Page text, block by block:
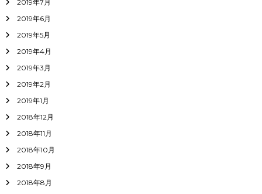
2019年7月
2019年6月
2019年5月
2019年4月
2019年3月
2019年2月
2019年1月
2018年12月
2018年11月
2018年10月
2018年9月
2018年8月